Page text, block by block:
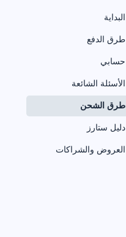
البداية
طرق الدفع
حسابي
الأسئلة الشائعة
طرق الشحن
دليل ستارز
العروض والشراكات